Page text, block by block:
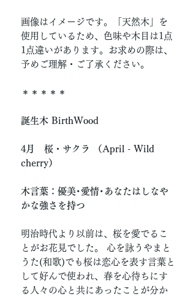
画像はイメージです。「天然木」を
使用しているため、色味や木目は1点
1点違いがあります。お求めの際は、
予めご理解・ご了承ください。
＊＊＊＊＊
誕生木 BirthWood
4月 桜・サクラ （April - Wild
cherry）
木言葉：優美･愛情･あなたはしなや
かな強さを持つ
明治時代より以前は、桜を愛でるこ
とがお花見でした。 心を詠うやまと
うた(和歌)でも桜は恋心を表す言葉と
して好んで使われ、春を心待ちにす
る人々の心と共にあったことが分か